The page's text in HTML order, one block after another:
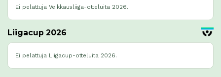
Ei pelattuja Veikkausliiga-otteluita 2026.
Liigacup 2026
Ei pelattuja Liigacup-otteluita 2026.